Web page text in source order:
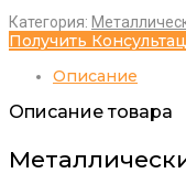
Категория:
Получить
товара
металлический
Описание
Описание товара